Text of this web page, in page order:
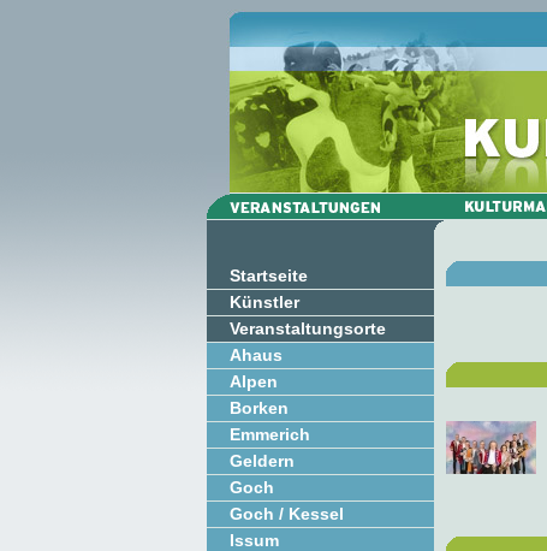
Startseite
Künstler
Veranstaltungsorte
Ahaus
Alpen
Borken
Emmerich
Geldern
Goch
Goch / Kessel
Issum